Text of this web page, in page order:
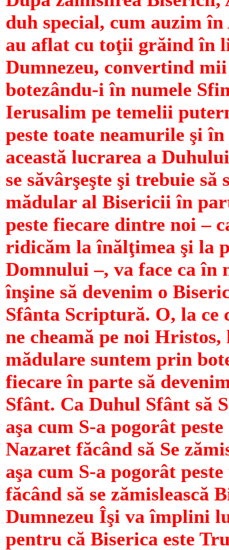
duh special, cum auzim
au aflat cu toţii grăind în
Dumnezeu, convertind
botezându-i în numele
Ierusalim pe temelii
peste toate neamurile şi
această lucrarea a
se săvârşeşte şi trebuie să
mădular al Bisericii în
peste fiecare dintre noi –
ridicăm la înălţimea şi la
Domnului –, va face ca în
înşine să devenim o
Sfânta Scriptură. O, la ce
ne cheamă pe noi
mădulare suntem prin
fiecare în parte să
Sfânt. Ca Duhul Sfânt să
aşa cum S-a pogorât
Nazaret făcând să Se
aşa cum S-a pogorât
făcând să se zămislească
Dumnezeu Îşi va împlini
pentru că Biserica este